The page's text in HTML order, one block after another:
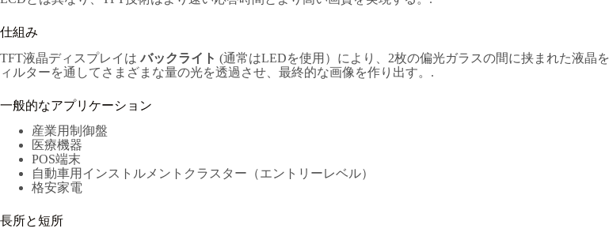
仕組み
TFT液晶ディスプレイは バックライト (通常はLEDを使用）により、2枚の偏光ガラスの間に挟まれた液晶
ィルターを通してさまざまな量の光を透過させ、最終的な画像を作り出す。.
一般的なアプリケーション
産業用制御盤
医療機器
POS端末
自動車用インストルメントクラスター（エントリーレベル）
格安家電
長所と短所